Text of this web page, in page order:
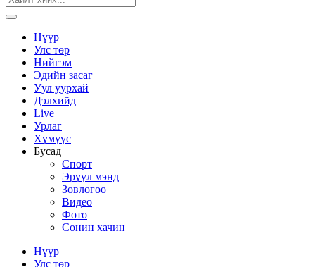
Нүүр
Улс төр
Нийгэм
Эдийн засаг
Уул уурхай
Дэлхийд
Live
Урлаг
Хүмүүс
Бусад
Спорт
Эрүүл мэнд
Зөвлөгөө
Видео
Фото
Сонин хачин
Нүүр
Улс төр